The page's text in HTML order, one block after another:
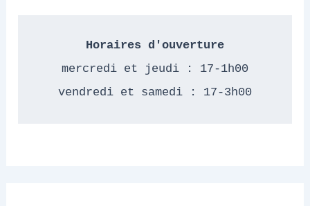
Horaires d'ouverture
mercredi et jeudi : 17-1h00
vendredi et samedi : 17-3h00